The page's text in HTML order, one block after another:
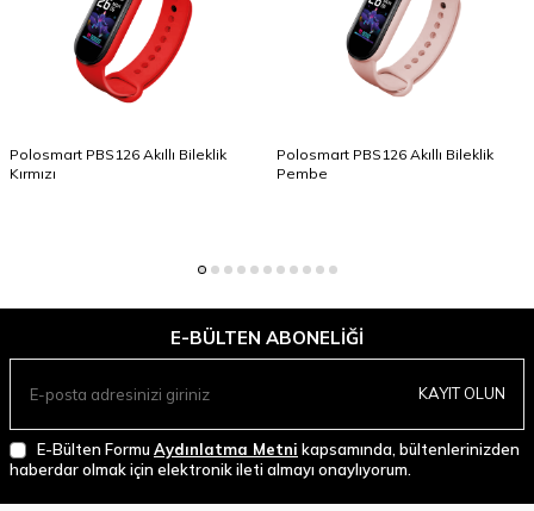
Polosmart PBS126 Akıllı Bileklik
Kırmızı
Polosmart PBS126 Akıllı Bileklik
Pembe
E-BÜLTEN ABONELIĞI
KAYIT OLUN
E-Bülten Formu Aydınlatma Metni kapsamında, bültenlerinizden
haberdar olmak için elektronik ileti almayı onaylıyorum.